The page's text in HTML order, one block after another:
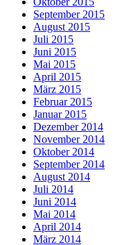
September 2015
August 2015
Juli 2015
Juni 2015
Mai 2015
April 2015
März 2015
Februar 2015
Januar 2015
Dezember 2014
November 2014
Oktober 2014
September 2014
August 2014
Juli 2014
Juni 2014
Mai 2014
April 2014
März 2014